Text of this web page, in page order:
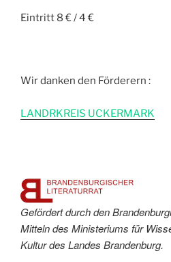
Eintritt 8 € / 4 €
Wir danken den Förderern :
LANDRKREIS UCKERMARK
Gefördert durch den
Mitteln des Ministeriums für
Kultur des Landes Brandenburg.